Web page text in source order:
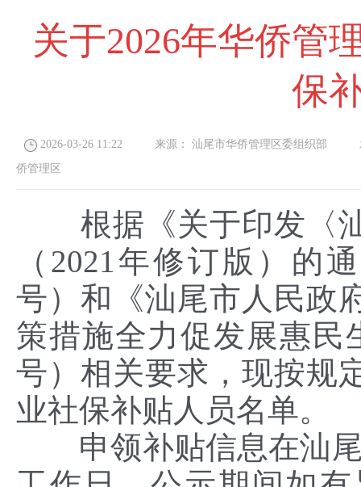
关于2026年华侨管
保
2026-03-26 11:22 来源： 汕尾市华侨管理区委组织部 发
侨管理区
根据《关于印发〈汕
（2021年修订版）的
号）和《汕尾市人民政
策措施全力促发展惠民
号）相关要求，现按规
业社保补贴人员名单。
申领补贴信息在汕尾